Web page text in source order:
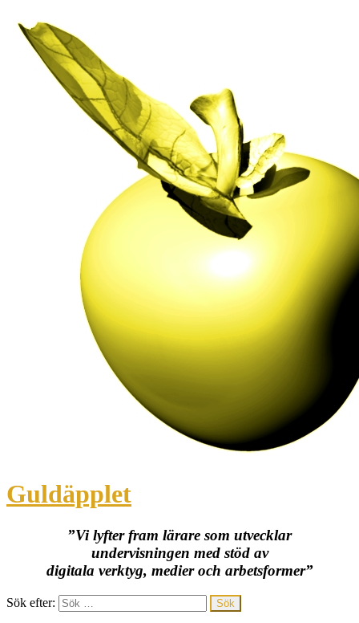
Guldäpplet
”Vi lyfter fram lärare som utvecklar
undervisningen med stöd av
digitala verktyg, medier och arbetsformer”
Sök efter: